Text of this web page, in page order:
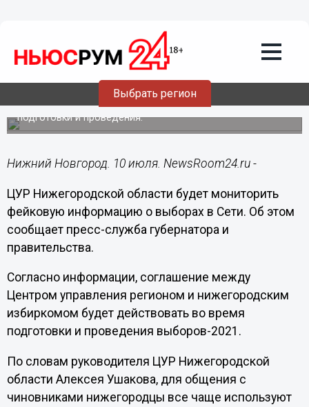
Выбрать регион
10.07.202116:33
ЦУР Нижегородской области займется
разоблачением фейков о выборах
Он будет сотрудничать с избиркомом во время их
подготовки и проведения.
Нижний Новгород. 10 июля. NewsRoom24.ru -
ЦУР Нижегородской области будет мониторить
фейковую информацию о выборах в Сети. Об этом
сообщает пресс-служба губернатора и
правительства.
Согласно информации, соглашение между
Центром управления регионом и нижегородским
избиркомом будет действовать во время
подготовки и проведения выборов-2021.
По словам руководителя ЦУР Нижегородской
области Алексея Ушакова, для общения с
чиновниками нижегородцы все чаще используют